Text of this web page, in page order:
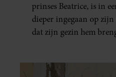
prinses Beatrice, is in
dieper ingegaan op
dat zijn gezin hem